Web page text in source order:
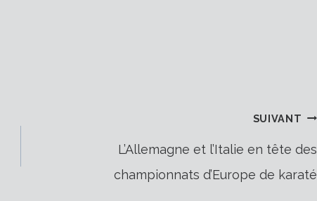
SUIVANT
L’Allemagne et l’Italie en tête des
championnats d’Europe de karaté